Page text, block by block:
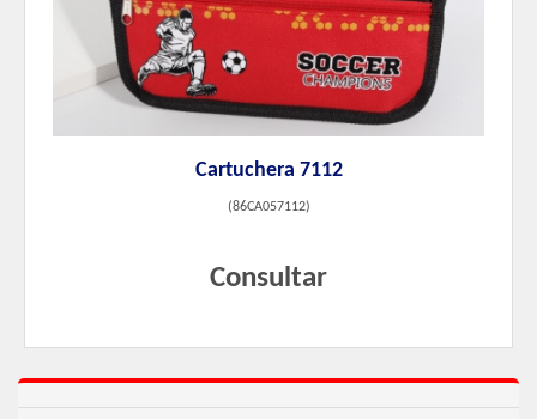
Cartuchera 7112
(86CA057112)
Consultar